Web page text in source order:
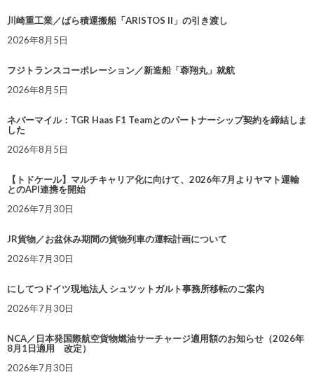
川崎重工業／ばら積運搬船「ARISTOS II」の引き渡し
2026年8月5日
フジトランスコーポレーション／新造船「蓉翔丸」就航
2026年8月5日
ネバーマイル：TGR Haas F1 Teamとのパートナーシップ契約を締結しま
した
2026年8月5日
【トドケール】マルチキャリア化に向けて、2026年7月よりヤマト運輸
とのAPI連携を開始
2026年7月30日
JR貨物／お盆休み期間の貨物列車の運転計画について
2026年7月30日
にしてつドイツ現地法人 シュツットガルト事務所移転のご案内
2026年7月30日
NCA／日本発国際航空貨物燃油サーチャージ適用額のお知らせ（2026年
8月1日適用 改定）
2026年7月30日